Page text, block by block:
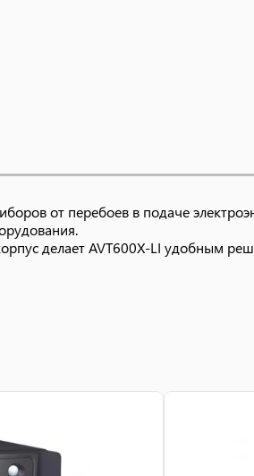
от перебоев в подаче
делает AVT600X-LI удобным